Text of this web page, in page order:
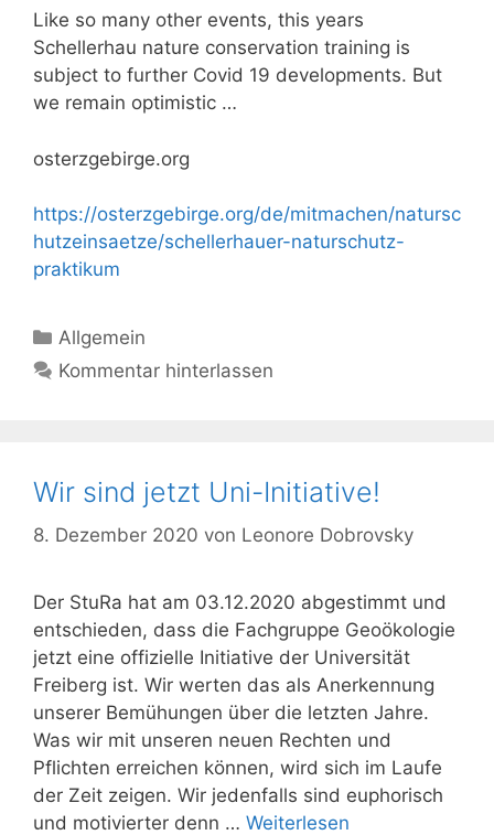
Like so many other events, this years
Schellerhau nature conservation training is
subject to further Covid 19 developments. But
we remain optimistic …
osterzgebirge.org
https://osterzgebirge.org/de/mitmachen/natursc
hutzeinsaetze/schellerhauer-naturschutz-
praktikum
Kategorien
Allgemein
Kommentar hinterlassen
Wir sind jetzt Uni-Initiative!
8. Dezember 2020 von Leonore Dobrovsky
Der StuRa hat am 03.12.2020 abgestimmt und
entschieden, dass die Fachgruppe Geoökologie
jetzt eine offizielle Initiative der Universität
Freiberg ist. Wir werten das als Anerkennung
unserer Bemühungen über die letzten Jahre.
Was wir mit unseren neuen Rechten und
Pflichten erreichen können, wird sich im Laufe
der Zeit zeigen. Wir jedenfalls sind euphorisch
und motivierter denn … Weiterlesen